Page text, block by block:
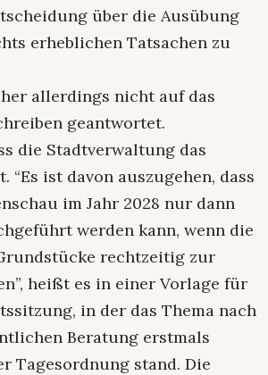
über die Ausübung
erheblichen Tatsachen zu
allerdings nicht auf das
geantwortet.
die Stadtverwaltung das
“Es ist davon auszugehen, dass
im Jahr 2028 nur dann
werden kann, wenn die
rechtzeitig zur
heißt es in einer Vorlage für
in der das Thema nach
Beratung erstmals
Tagesordnung stand. Die